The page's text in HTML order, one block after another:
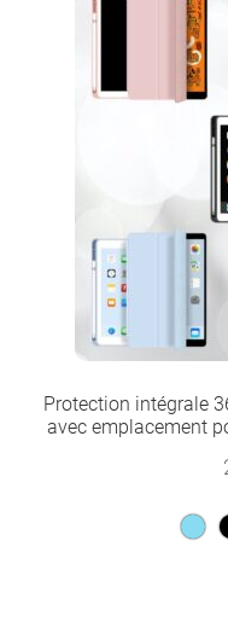
Protection intégrale
avec emplacement